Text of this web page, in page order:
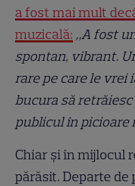
a fost mai mult
muzicală: „A fost
spontan, vibrant.
rare pe care le vrei
bucura să
publicul în picioare
Chiar și în mijlocul
părăsit. Departe de